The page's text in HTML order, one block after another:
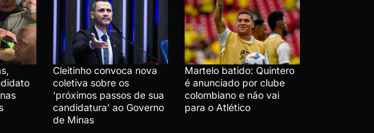
Cleitinho convoca nova
coletiva sobre os
‘próximos passos de sua
candidatura’ ao Governo
de Minas
Martelo batido: Quintero
é anunciado por clube
colombiano e não vai
para o Atlético